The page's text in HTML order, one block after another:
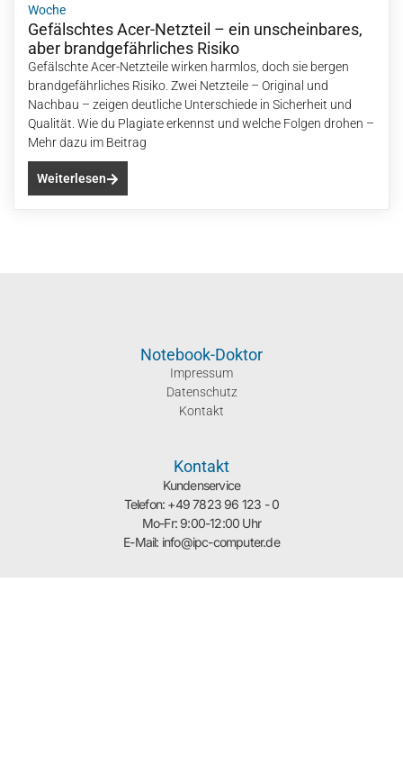
Woche
Gefälschtes Acer-Netzteil – ein unscheinbares,
aber brandgefährliches Risiko
Gefälschte Acer-Netzteile wirken harmlos, doch sie bergen
brandgefährliches Risiko. Zwei Netzteile – Original und
Nachbau – zeigen deutliche Unterschiede in Sicherheit und
Qualität. Wie du Plagiate erkennst und welche Folgen drohen –
Mehr dazu im Beitrag
Weiterlesen
Notebook-Doktor
Impressum
Datenschutz
Kontakt
Kontakt
Kundenservice
Telefon: +49 7823 96 123 - 0
Mo-Fr: 9:00-12:00 Uhr
E-Mail: info@ipc-computer.de